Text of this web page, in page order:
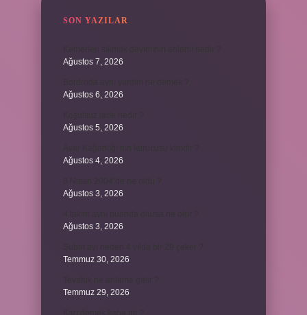
SON YAZILAR
Ağustos 7, 2026
Ağustos 6, 2026
Ağustos 5, 2026
Ağustos 4, 2026
Ağustos 3, 2026
Ağustos 3, 2026
Temmuz 30, 2026
Temmuz 29, 2026